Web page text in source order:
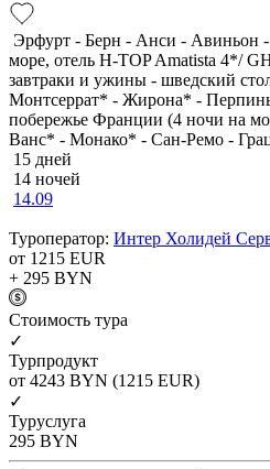
Эрфурт - Берн - Анси - Авиньон
море, отель H-TOP Amatista 4*/
завтраки и ужины - шведский
Монтсеррат* - Жирона* -
побережье Франции (4 ночи на
Ванс* - Монако* - Сан-Ремо -
15 дней
14 ночей
14.09
Туроператор: Интер Холидей
от 1215 EUR
+ 295 BYN
Cтоимость тура
✓
Турпродукт
от 4243 BYN (1215 EUR)
✓
Туруслуга
295 BYN